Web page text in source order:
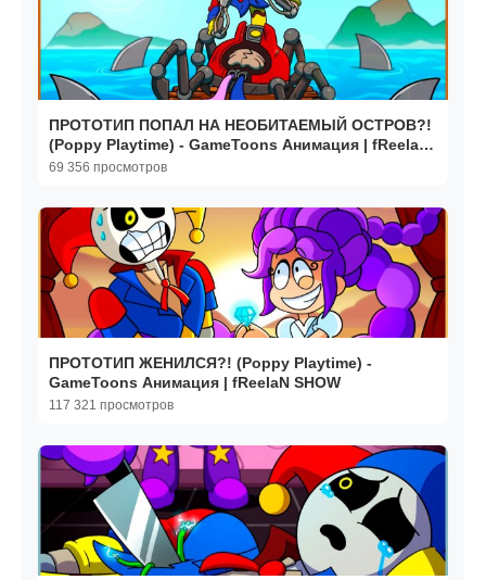
ПРОТОТИП ПОПАЛ НА НЕОБИТАЕМЫЙ ОСТРОВ?!
(Poppy Playtime) - GameToons Анимация | fReelaN
SHOW
69 356 просмотров
ПРОТОТИП ЖЕНИЛСЯ?! (Poppy Playtime) -
GameToons Анимация | fReelaN SHOW
117 321 просмотров